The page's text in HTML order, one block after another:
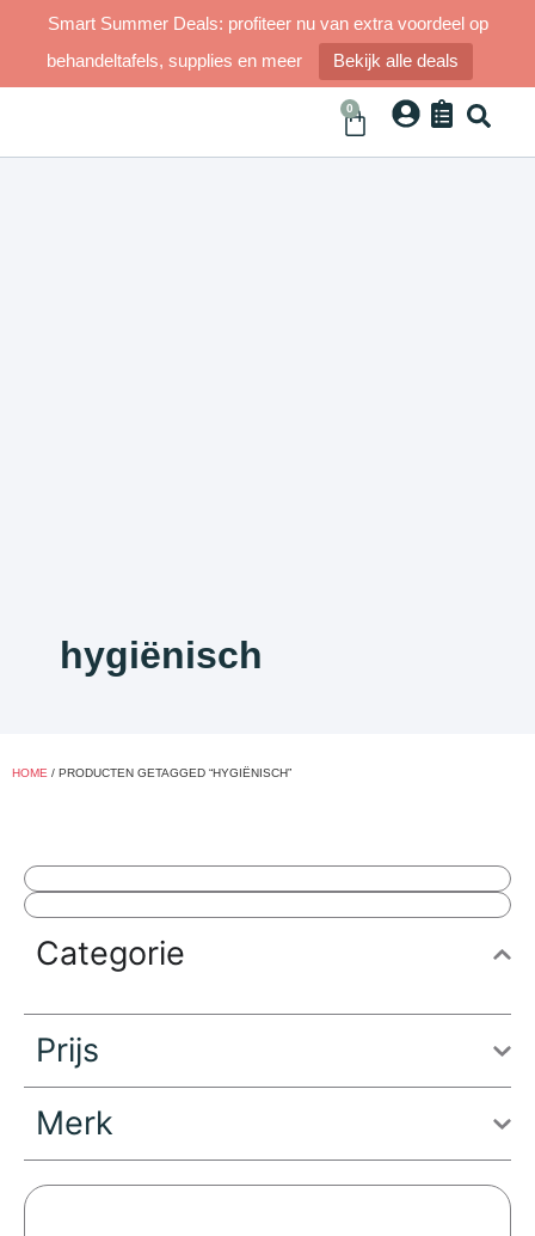
Smart Summer Deals: profiteer nu van extra voordeel op
behandeltafels, supplies en meer
Bekijk alle deals
0
hygiënisch
HOME / PRODUCTEN GETAGGED “HYGIËNISCH”
Categorie
Prijs
Merk